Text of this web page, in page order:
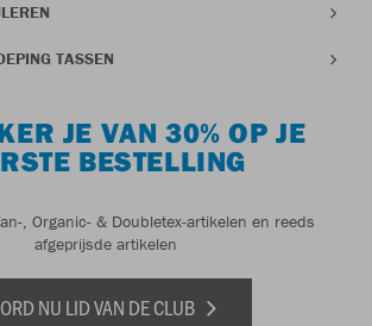
TASSEN
JE VAN 30% OP JE
BESTELLING
, Organic- & Doubletex-artikelen en reeds
afgeprijsde artikelen
NU LID VAN DE CLUB